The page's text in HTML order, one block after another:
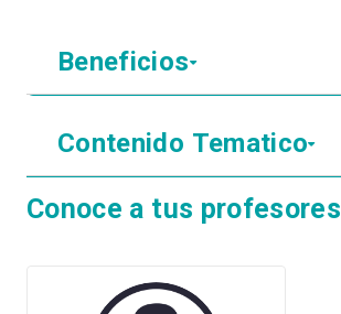
Beneficios
Contenido Tematico
Conoce a tus profesores